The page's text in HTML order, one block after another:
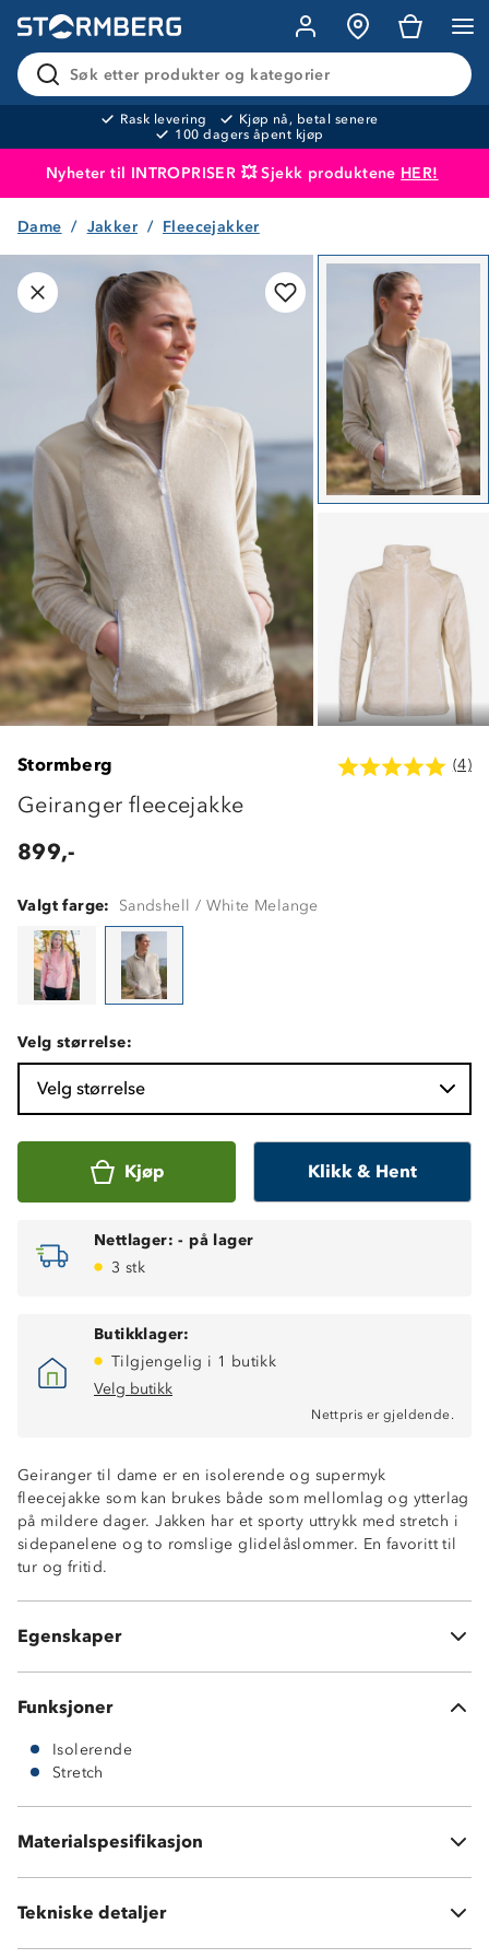
Søk etter produkter og kategorier
Rask levering
Kjøp nå, betal senere
100 dagers åpent kjøp
Nyheter til INTROPRISER 💥 Sjekk produktene HER!
Produktet er lagt i handlekurven
Dame Jakker Fleecejakker
Stormberg (4)
Geiranger fleecejakke
899,-
Valgt farge: Sandshell / White Melange
Velg størrelse:
Velg størrelse
Kjøp Klikk & Hent
Nettlager: - på lager
3 stk
Butikklager:
Tilgjengelig i 1 butikk
Velg butikk
Nettpris er gjeldende.
Geiranger til dame er en isolerende og supermyk
fleecejakke som kan brukes både som mellomlag og ytterlag
på mildere dager. Jakken har et sporty uttrykk med stretch i
sidepanelene og to romslige glidelåslommer. En favoritt til
tur og fritid.
Egenskaper
Mykt hovedmateriale
Funksjoner
Isolerende
Stretch
Materialspesifikasjon
95 % polyester og 5 % spandex på kontrastfelt
Tekniske detaljer
Vekt:350 gram i str XS